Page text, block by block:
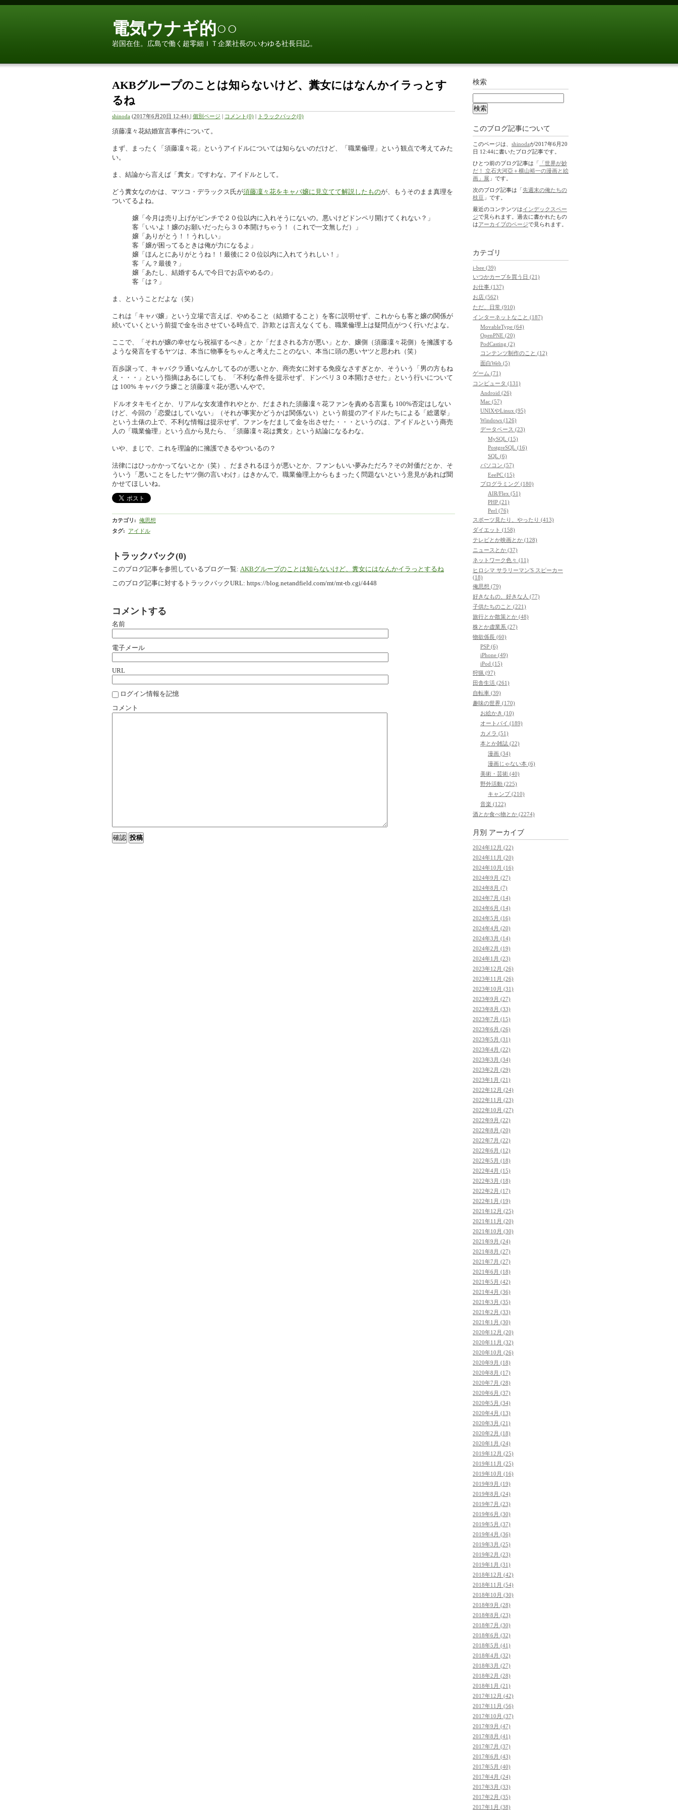
電気ウナギ的○○
岩国在住。広島で働く超零細ＩＴ企業社長のいわゆる社長日記。
AKBグループのことは知らないけど、糞女にはなんかイラっとす
るね
shinoda (2017年6月20日 12:44) | 個別ページ | コメント(0) | トラックバック(0)
須藤凜々花結婚宣言事件について。
まず、まったく「須藤凜々花」というアイドルについては知らないのだけど、「職業倫理」という観点で考えてみた
い。
ま、結論から言えば「糞女」ですわな。アイドルとして。
どう糞女なのかは、マツコ・デラックス氏が須藤凜々花をキャバ嬢に見立てて解説したものが、もうそのまま真理を
ついてるよね。
嬢「今月は売り上げがピンチで２０位以内に入れそうにないの。悪いけどドンペリ開けてくれない？」
客「いいよ！嬢のお願いだったら３０本開けちゃう！（これで一文無しだ）」
嬢「ありがとう！！うれしい」
客「嬢が困ってるときは俺が力になるよ」
嬢「ほんとにありがとうね！！最後に２０位以内に入れてうれしい！」
客「ん？最後？」
嬢「あたし、結婚するんで今日でお店やめるの」
客「は？」
ま、ということだよな（笑）
これは「キャバ嬢」という立場で言えば、やめること（結婚すること）を客に説明せず、これからも客と嬢の関係が
続いていくという前提で金を出させている時点で、詐欺とは言えなくても、職業倫理上は疑問点がつく行いだよな。
ここで、「それが嬢の幸せなら祝福するべき」とか「だまされる方が悪い」とか、嬢側（須藤凜々花側）を擁護する
ような発言をするヤツは、本当に物事をちゃんと考えたことのない、本当に頭の悪いヤツと思われ（笑）
百歩譲って、キャバクラ通いなんかしてるのが悪いとか、商売女に対する免疫なさすぎとか、そういう「男の方もね
え・・・」という指摘はあるにしても、「不利な条件を提示せず、ドンペリ３０本開けさせた」という行いについて
は 100% キャバクラ嬢こと須藤凜々花が悪いんやで。
ドルオタキモイとか、リアルな女友達作れやとか、だまされた須藤凜々花ファンを責める言葉も 100%否定はしない
けど、今回の「恋愛はしていない」（それが事実かどうかは関係ない）という前提のアイドルたちによる「総選挙」
という土俵の上で、不利な情報は提示せず、ファンをだまして金を出させた・・・というのは、アイドルという商売
人の「職業倫理」という点から見たら、「須藤凜々花は糞女」という結論になるわな。
いや、まじで、これを理論的に擁護できるやついるの？
法律にはひっかかってないとか（笑）、だまされるほうが悪いとか、ファンもいい夢みただろ？その対価だとか、そ
ういう「悪いことをしたヤツ側の言いわけ」はきかんで。職業倫理上からもまったく問題ないという意見があれば聞
かせてほしいね。
カテゴリ : 俺思想
タグ: アイドル
トラックバック(0)
このブログ記事を参照しているブログ一覧: AKBグループのことは知らないけど、糞女にはなんかイラっとするね
このブログ記事に対するトラックバックURL: https://blog.netandfield.com/mt/mt-tb.cgi/4448
コメントする
名前
電子メール
URL
ログイン情報を記憶
コメント
検索
このブログ記事について
このページは、 shinodaが2017年6月20
日 12:44に書いたブログ記事です。
ひとつ前のブログ記事は「 「世界が妙
だ！ 立石大河亞＋横山裕一の漫画と絵
画」展 」です。
次のブログ記事は「先週末の俺たちの
枝豆 」です。
最近のコンテンツはインデックスペー
ジで見られます。過去に書かれたもの
はアーカイブのページで見られます。
カテゴリ
i-bee (39)
いつかカープを買う日 (21)
お仕事 (137)
お店 (562)
ただ、日常 (910)
インターネットなこと (187)
MovableType (64)
OpenPNE (20)
PodCasting (2)
コンテンツ制作のこと (12)
面白Web (5)
ゲーム (71)
コンピュータ (131)
Android (26)
Mac (57)
UNIXやLinux (95)
Windows (126)
データベース (23)
MySQL (15)
PostgreSQL (16)
SQL (6)
パソコン (57)
EeePC (15)
プログラミング (180)
AIR/Flex (51)
PHP (21)
Perl (76)
スポーツ見たり、やったり (413)
ダイエット (158)
テレビとか映画とか (128)
ニュースとか (37)
ネットワーク色々 (11)
ヒロシマ サラリーマン'S スピーカー
(18)
俺思想 (79)
好きなもの、好きな人 (77)
子供たちのこと (221)
旅行とか散策とか (48)
株とか虚業系 (27)
物欲係長 (60)
PSP (6)
iPhone (49)
iPod (15)
狩猟 (97)
田舎生活 (261)
自転車 (39)
趣味の世界 (170)
お絵かき (10)
オートバイ (189)
カメラ (51)
本とか雑誌 (22)
漫画 (34)
漫画じゃない本 (6)
美術・芸術 (40)
野外活動 (225)
キャンプ (210)
音楽 (122)
酒とか食べ物とか (2274)
月別 アーカイブ
2024年12月 (22)
2024年11月 (20)
2024年10月 (16)
2024年9月 (27)
2024年8月 (7)
2024年7月 (14)
2024年6月 (14)
2024年5月 (16)
2024年4月 (20)
2024年3月 (14)
2024年2月 (19)
2024年1月 (23)
2023年12月 (26)
2023年11月 (26)
2023年10月 (31)
2023年9月 (27)
2023年8月 (33)
2023年7月 (15)
2023年6月 (26)
2023年5月 (31)
2023年4月 (22)
2023年3月 (34)
2023年2月 (29)
2023年1月 (21)
2022年12月 (24)
2022年11月 (23)
2022年10月 (27)
2022年9月 (22)
2022年8月 (20)
2022年7月 (22)
2022年6月 (12)
2022年5月 (18)
2022年4月 (15)
2022年3月 (18)
2022年2月 (17)
2022年1月 (19)
2021年12月 (25)
2021年11月 (20)
2021年10月 (30)
2021年9月 (24)
2021年8月 (27)
2021年7月 (27)
2021年6月 (18)
2021年5月 (42)
2021年4月 (36)
2021年3月 (35)
2021年2月 (33)
2021年1月 (30)
2020年12月 (20)
2020年11月 (32)
2020年10月 (26)
2020年9月 (18)
2020年8月 (17)
2020年7月 (28)
2020年6月 (37)
2020年5月 (34)
2020年4月 (13)
2020年3月 (21)
2020年2月 (18)
2020年1月 (24)
2019年12月 (25)
2019年11月 (25)
2019年10月 (16)
2019年9月 (19)
2019年8月 (24)
2019年7月 (23)
2019年6月 (30)
2019年5月 (37)
2019年4月 (36)
2019年3月 (25)
2019年2月 (23)
2019年1月 (31)
2018年12月 (42)
2018年11月 (54)
2018年10月 (30)
2018年9月 (28)
2018年8月 (23)
2018年7月 (30)
2018年6月 (32)
2018年5月 (41)
2018年4月 (32)
2018年3月 (27)
2018年2月 (28)
2018年1月 (21)
2017年12月 (42)
2017年11月 (56)
2017年10月 (37)
2017年9月 (47)
2017年8月 (41)
2017年7月 (37)
2017年6月 (43)
2017年5月 (40)
2017年4月 (24)
2017年3月 (33)
2017年2月 (35)
2017年1月 (38)